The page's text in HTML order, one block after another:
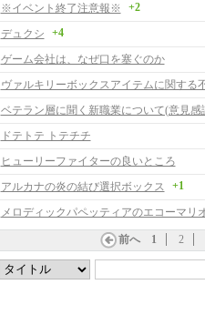
※イベント終了注意報※ +2
デュクシ +4
ゲーム会社は、なぜ口を塞ぐのか
ヴァルキリーボックスアイテムに関する
ベテラン層に聞く新職業について(意見感
ドテトテ トテチチ
ヒューリーファイターの良いところ
アルカナの炎の結び選択ボックス
+1
前へ 1 2